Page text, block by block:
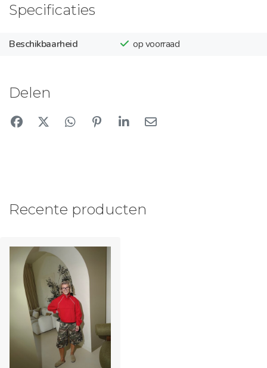
Specificaties
Beschikbaarheid op voorraad
Delen
Recente producten